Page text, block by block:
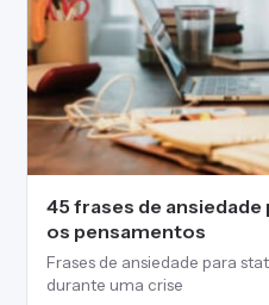
45 frases de
os pensamentos
Frases de ansiedade para
durante uma crise